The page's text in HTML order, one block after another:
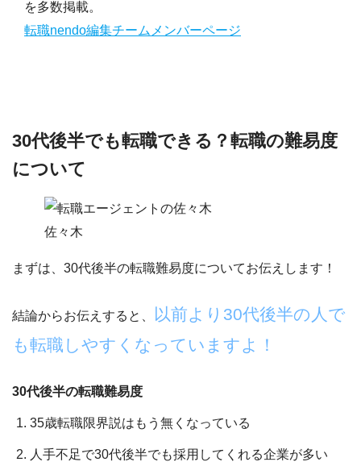
を多数掲載。
転職nendo編集チームメンバーページ
30代後半でも転職できる？転職の難易度
について
佐々木
まずは、 30代後半の転職難易度についてお伝えします！
結論からお伝えすると、
以前より30代後半の人で
も転職しやすくなっていますよ！
30代後半の転職難易度
35歳転職限界説はもう無くなっている
人手不足で30代後半でも採用してくれる企業が多い